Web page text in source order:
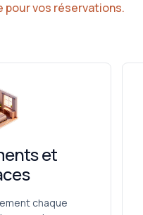
pour vos réservations.
et
chaque